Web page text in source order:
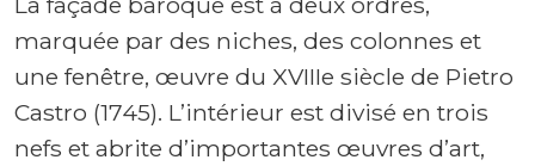
marquée par des niches, des colonnes et
une fenêtre, œuvre du XVIIIe siècle de Pietro
Castro (1745). L’intérieur est divisé en trois
nefs et abrite d’importantes œuvres d’art,